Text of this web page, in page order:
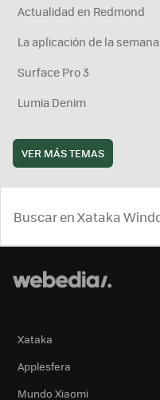
Actualidad en Redmond
La aplicación de la semana
Surface Pro 3
Lumia Denim
VER MÁS TEMAS
Xataka
Applesfera
Mundo Xiaomi